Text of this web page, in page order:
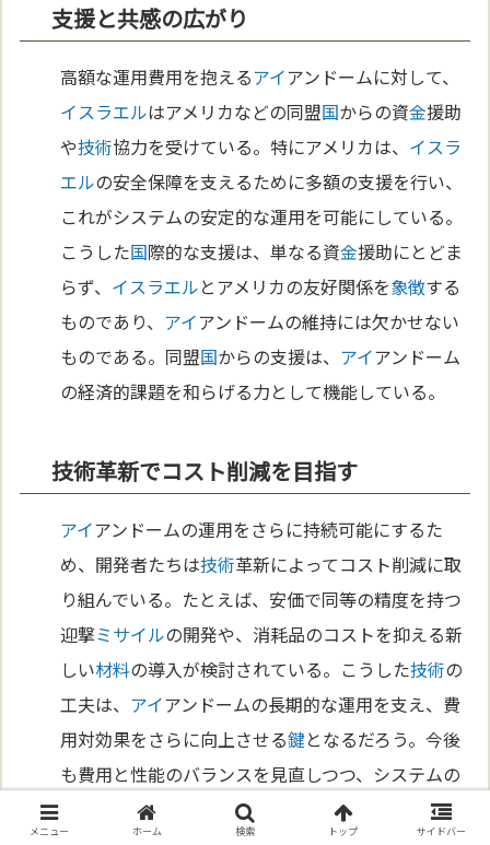
支援と共感の広がり
高額な運用費用を抱えるアイアンドームに対して、
イスラエルはアメリカなどの同盟国からの資金援助
や技術協力を受けている。特にアメリカは、 イスラ
エルの安全保障を支えるために多額の支援を行い、
これがシステムの安定的な運用を可能にしている。
こうした国際的な支援は、単なる資金援助にとどま
らず、 イスラエルとアメリカの友好関係を象徴する
ものであり、 アイアンドームの維持には欠かせない
ものである。同盟国からの支援は、 アイアンドーム
の経済的課題を和らげる力として機能している。
技術革新でコスト削減を目指す
アイアンドームの運用をさらに持続可能にするた
め、開発者たちは技術革新によってコスト削減に取
り組んでいる。たとえば、安価で同等の精度を持つ
迎撃ミサイルの開発や、消耗品のコストを抑える新
しい材料の導入が検討されている。こうした技術の
工夫は、 アイアンドームの長期的な運用を支え、費
用対効果をさらに向上させる鍵となるだろう。今後
も費用と性能のバランスを見直しつつ、システムの
を続けることが求められている。
メニュー ホーム 検索 トップ サイドバー